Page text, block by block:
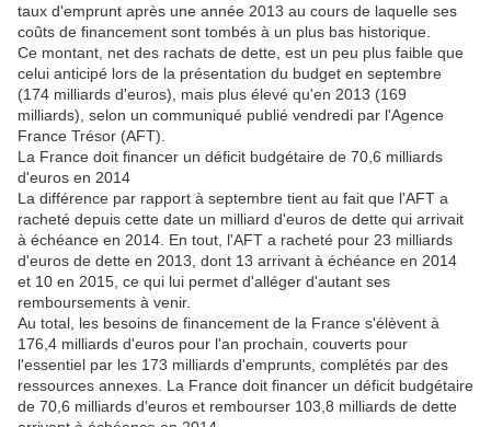
taux d'emprunt après une année 2013 au cours de laquelle ses
coûts de financement sont tombés à un plus bas historique.
Ce montant, net des rachats de dette, est un peu plus faible que
celui anticipé lors de la présentation du budget en septembre
(174 milliards d'euros), mais plus élevé qu'en 2013 (169
milliards), selon un communiqué publié vendredi par l'Agence
France Trésor (AFT).
La France doit financer un déficit budgétaire de 70,6 milliards
d'euros en 2014
La différence par rapport à septembre tient au fait que l'AFT a
racheté depuis cette date un milliard d'euros de dette qui arrivait
à échéance en 2014. En tout, l'AFT a racheté pour 23 milliards
d'euros de dette en 2013, dont 13 arrivant à échéance en 2014
et 10 en 2015, ce qui lui permet d'alléger d'autant ses
remboursements à venir.
Au total, les besoins de financement de la France s'élèvent à
176,4 milliards d'euros pour l'an prochain, couverts pour
l'essentiel par les 173 milliards d'emprunts, complétés par des
ressources annexes. La France doit financer un déficit budgétaire
de 70,6 milliards d'euros et rembourser 103,8 milliards de dette